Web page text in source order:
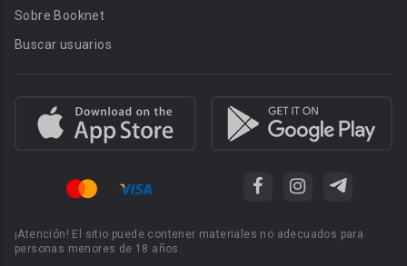
Sobre Booknet
Buscar usuarios
¡Atención! El sitio puede contener materiales no adecuados para
personas menores de 18 años.